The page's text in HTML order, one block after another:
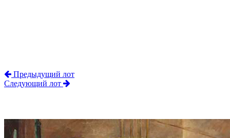
Предыдущий лот
Следующий лот